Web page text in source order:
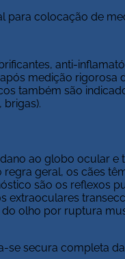
para colocação de
anti-
medição rigorosa
também são
ao globo ocular
geral, os cães
são os reflexos
olho por ruptura
se secura completa